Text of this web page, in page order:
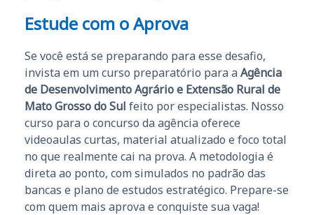
Estude com o Aprova
Se você está se preparando para esse desafio,
invista em um curso preparatório para a Agência
de Desenvolvimento Agrário e Extensão Rural de
Mato Grosso do Sul feito por especialistas. Nosso
curso para o concurso da agência oferece
videoaulas curtas, material atualizado e foco total
no que realmente cai na prova. A metodologia é
direta ao ponto, com simulados no padrão das
bancas e plano de estudos estratégico. Prepare-se
com quem mais aprova e conquiste sua vaga!